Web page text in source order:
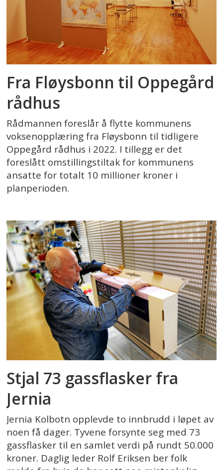
Fra Fløysbonn til Oppegård
rådhus
Rådmannen foreslår å flytte kommunens
voksenopplæring fra Fløysbonn til tidligere
Oppegård rådhus i 2022. I tillegg er det
foreslått omstillingstiltak for kommunens
ansatte for totalt 10 millioner kroner i
planperioden.
Stjal 73 gassflasker fra
Jernia
Jernia Kolbotn opplevde to innbrudd i løpet av
noen få dager. Tyvene forsynte seg med 73
gassflasker til en samlet verdi på rundt 50.000
kroner. Daglig leder Rolf Eriksen ber folk